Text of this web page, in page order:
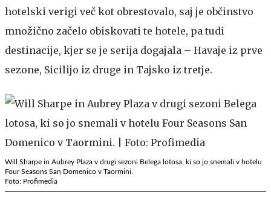
hotelski verigi več kot obrestovalo, saj je občinstvo
množično začelo obiskovati te hotele, pa tudi
destinacije, kjer se je serija dogajala – Havaje iz prve
sezone, Sicilijo iz druge in Tajsko iz tretje.
Will Sharpe in Aubrey Plaza v drugi sezoni Belega lotosa, ki so jo snemali v hotelu
Four Seasons San Domenico v Taormini.
Foto: Profimedia